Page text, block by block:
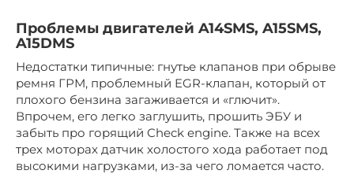
Проблемы двигателей A14SMS, A15SMS,
A15DMS
Недостатки типичные: гнутье клапанов при обрыве
ремня ГРМ, проблемный EGR-клапан, который от
плохого бензина загаживается и «глючит».
Впрочем, его легко заглушить, прошить ЭБУ и
забыть про горящий Check engine. Также на всех
трех моторах датчик холостого хода работает под
высокими нагрузками, из-за чего ломается часто.